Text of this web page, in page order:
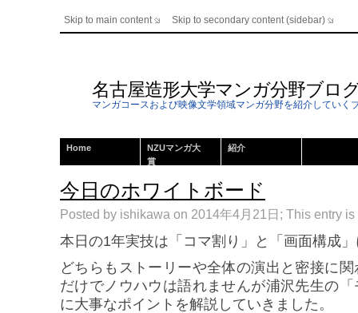
Skip to main content Skip to secondary content (sidebar)
名古屋造形大学マンガ分野ブロ
マンガコースおよび映像文学領域マンガ分野を紹介していく
Home
NZUマンガ大
賞
紹介
今日のホワイトボード
Posted by ishikawa on 2014年4月21日; This entry
本日の1年実技は「コマ割り」と「画面構成
どちらもストーリーや全体の演出と密接に
だけでノウハウは語れませんが浦沢先生の
に大事なポイントを解説していきました。